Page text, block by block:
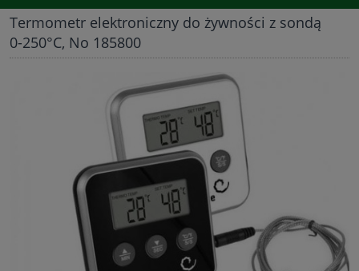
Termometr elektroniczny do żywności z sondą
0-250°C, No 185800